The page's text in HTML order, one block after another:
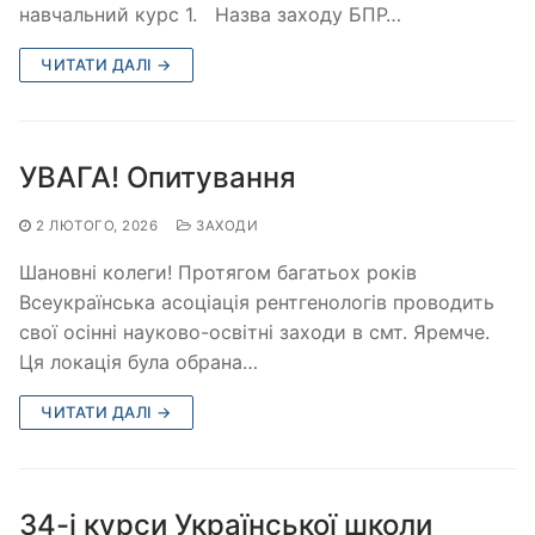
навчальний курс 1. Назва заходу БПР…
ЧИТАТИ ДАЛІ →
УВАГА! Опитування
2 ЛЮТОГО, 2026 ЗАХОДИ
Шановні колеги! Протягом багатьох років
Всеукраїнська асоціація рентгенологів проводить
свої осінні науково-освітні заходи в смт. Яремче.
Ця локація була обрана…
ЧИТАТИ ДАЛІ →
34-і курси Української школи